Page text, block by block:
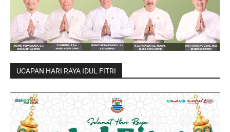
UCAPAN HARI RAYA IDUL FITRI